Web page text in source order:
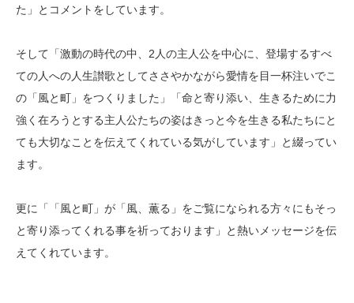
た」とコメントをしています。
そして「激動の時代の中、2人の主人公を中心に、登場するすべ
ての人への人生讃歌としてささやかながら愛情を目一杯注いでこ
の「風と町」をつくりました」「命と寄り添い、生きるために力
強く在ろうとする主人公たちの姿はきっと今を生きる私たちにと
ても大切なことを伝えてくれている気がしています」と綴ってい
ます。
更に「「風と町」が「風、薫る」をご覧になられる方々にもそっ
と寄り添ってくれる事を祈っております」と熱いメッセージを伝
えてくれています。